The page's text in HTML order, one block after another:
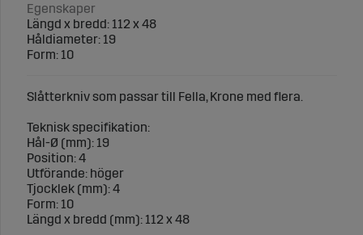
Egenskaper
Längd x bredd: 112 x 48
Håldiameter: 19
Form: 10
Slåtterkniv som passar till Fella, Krone med flera.
Teknisk specifikation:
Hål-Ø (mm): 19
Position: 4
Utförande: höger
Tjocklek (mm): 4
Form: 10
Längd x bredd (mm): 112 x 48